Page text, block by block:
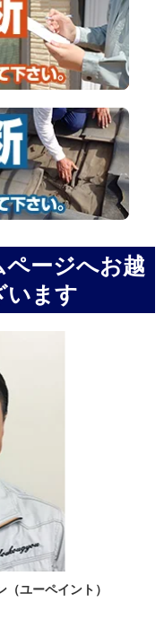
ージへお越
います
ユーペイント）